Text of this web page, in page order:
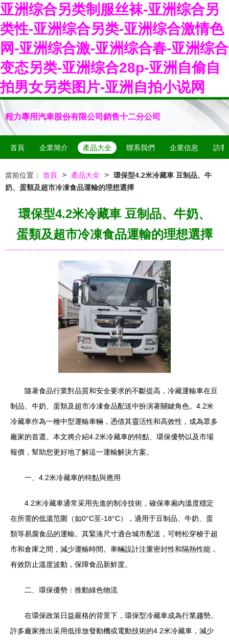
亚洲综合另类制服丝袜-亚洲综合另
类性-亚洲综合另类-亚洲综合激情色
网-亚洲综合激-亚洲综合春-亚洲综合
变态另类-亚洲综合28p-亚洲自偷自
拍男女另类图片-亚洲自拍小说网
程力專用汽車股份有限公司銷售十二分公司
首頁 企業簡介 產品大全 聯系我們 企業信息 訪客
當前位置： 首頁 > 產品大全 > 環保型4.2米冷藏車 豆制品、牛
奶、蛋類及超市冷凍食品運輸的理想選擇
環保型4.2米冷藏車 豆制品、牛奶、
蛋類及超市冷凍食品運輸的理想選擇
隨著食品行業對品質和安全要求的不斷提高，冷藏運輸車在豆
制品、牛奶、蛋類及超市冷凍食品配送中扮演著關鍵角色。4.2米
冷藏車作為一種中型運輸車輛，憑借其靈活性和高效性，成為眾多
廠家的首選。本文將介紹4.2米冷藏車的特點、環保優勢以及市場
報價，幫助您更好地了解這一運輸解決方案。
一、4.2米冷藏車的特點與應用
4.2米冷藏車通常采用先進的制冷技術，確保車廂內溫度穩定
在所需的低溫范圍（如0°C至-18°C），適用于豆制品、牛奶、蛋
類等易腐食品的運輸。其緊湊尺寸適合城市配送，可輕松穿梭于超
市和倉庫之間，減少運輸時間。車輛設計注重密封性和隔熱性能，
有效防止溫度波動，保障食品新鮮度。
二、環保優勢：推動綠色物流
在環保政策日益嚴格的背景下，環保型冷藏車成為行業趨勢。
許多廠家推出采用低排放發動機或電動技術的4.2米冷藏車，減少